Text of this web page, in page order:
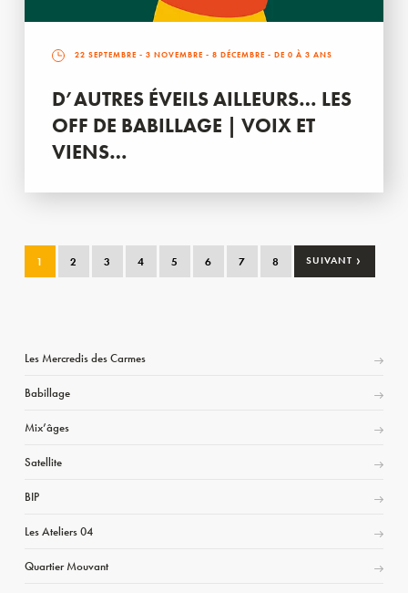
22 SEPTEMBRE - 3 NOVEMBRE - 8 DÉCEMBRE - DE 0 À 3 ANS
D’AUTRES ÉVEILS AILLEURS… LES
OFF DE BABILLAGE | VOIX ET
VIENS…
1 2 3 4 5 6 7 8 SUIVANT ›
Les Mercredis des Carmes
Babillage
Mix’âges
Satellite
BIP
Les Ateliers 04
Quartier Mouvant